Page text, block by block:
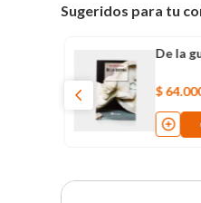
Sugeridos para tu
De la
$64.